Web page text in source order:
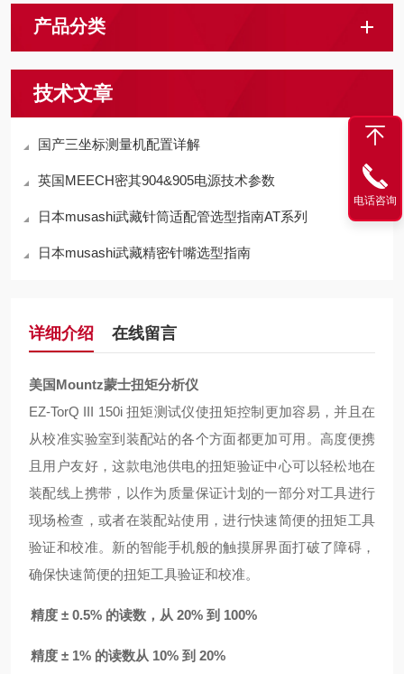
产品分类
技术文章
国产三坐标测量机配置详解
英国MEECH密其904&905电源技术参数
日本musashi武藏针筒适配管选型指南AT系列
日本musashi武藏精密针嘴选型指南
详细介绍 在线留言
美国Mountz蒙士扭矩分析仪
EZ-TorQ III 150i 扭矩测试仪使扭矩控制更加容易，并且在
从校准实验室到装配站的各个方面都更加可用。高度便携
且用户友好，这款电池供电的扭矩验证中心可以轻松地在
装配线上携带，以作为质量保证计划的一部分对工具进行
现场检查，或者在装配站使用，进行快速简便的扭矩工具
验证和校准。新的智能手机般的触摸屏界面打破了障碍，
确保快速简便的扭矩工具验证和校准。
精度 ± 0.5% 的读数，从 20% 到 100%
精度 ± 1% 的读数从 10% 到 20%
电话咨询